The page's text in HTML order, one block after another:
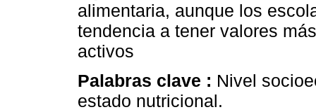
alimentaria, aunque los
tendencia a tener valores
activos
Palabras clave : Nivel
estado nutricional.